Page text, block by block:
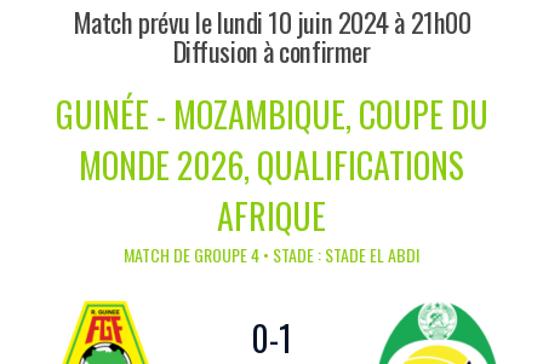
Match prévu le lundi 10 juin 2024 à 21h00
Diffusion à confirmer
GUINÉE - MOZAMBIQUE, COUPE DU
MONDE 2026, QUALIFICATIONS
AFRIQUE
MATCH DE GROUPE 4 • STADE : STADE EL ABDI
0-1